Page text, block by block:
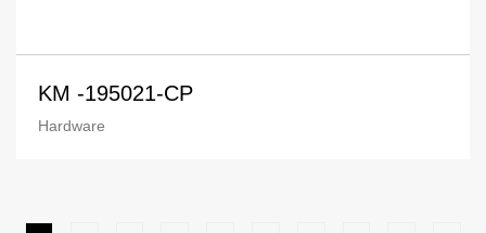
KM -195021-CP
Hardware